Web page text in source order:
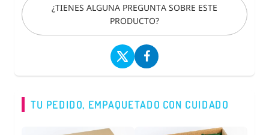
¿TIENES ALGUNA PREGUNTA SOBRE ESTE
PRODUCTO?
TU PEDIDO, EMPAQUETADO CON CUIDADO